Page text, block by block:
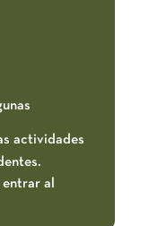
actividades
al